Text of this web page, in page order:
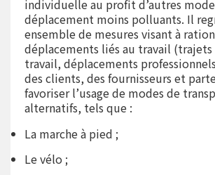
individuelle au profit d’autres
déplacement moins polluants. Il
ensemble de mesures visant à
déplacements liés au travail
travail, déplacements
des clients, des fournisseurs et
favoriser l’usage de modes de
alternatifs, tels que :
La marche à pied ;
Le vélo ;